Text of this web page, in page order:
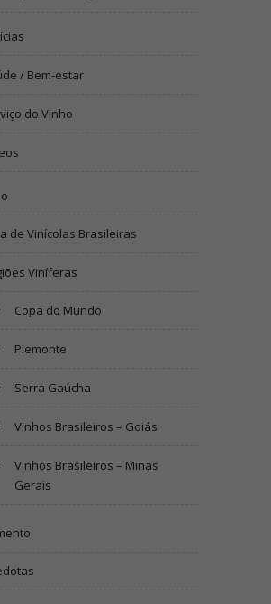
/ Bem-estar
do Vinho
de Vinícolas Brasileiras
Viníferas
Copa do Mundo
Piemonte
Serra Gaúcha
Vinhos Brasileiros – Goiás
Vinhos Brasileiros – Minas
Gerais